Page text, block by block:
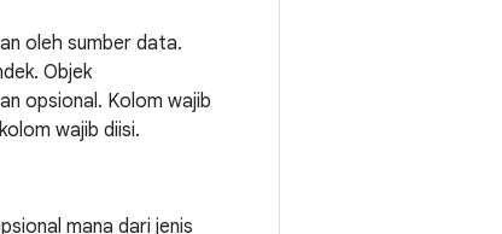
oleh sumber data.
Objek
opsional. Kolom wajib
wajib diisi.
mana dari jenis